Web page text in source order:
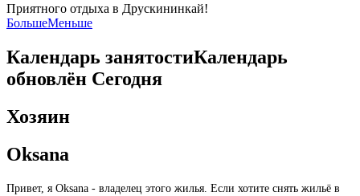
Приятного отдыха в Друскининкай!
БольшеМеньше
Календарь занятостиКалендарь
обновлён Сегодня
Хозяин
Oksana
Привет, я Oksana - владелец этого жилья. Если хотите снять жильё в